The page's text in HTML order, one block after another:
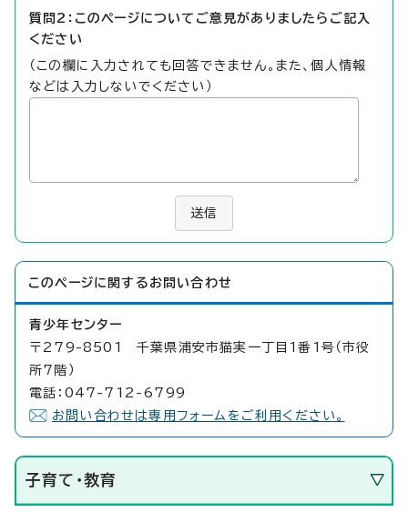
質問2：このページについてご意見がありましたらご記入
ください
（この欄に入力されても回答できません。また、個人情報
などは入力しないでください）
送信
このページに関する お問い合わせ
青少年センター
〒279-8501 千葉県浦安市猫実一丁目1番1号（市役
所7階）
電話：047-712-6799
お問い合わせは専用フォームをご利用ください。
子育て・教育